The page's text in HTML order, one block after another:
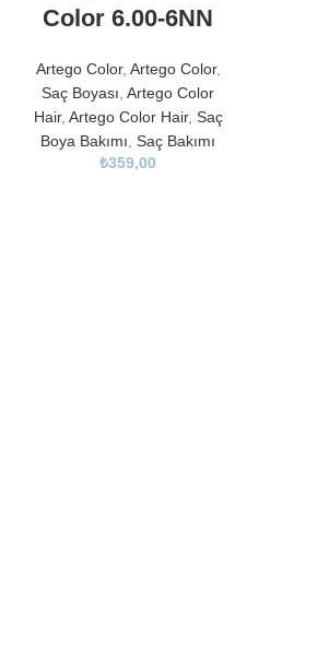
Color 6.00-6NN
Artego Color, Artego Color,
Saç Boyası Artego Color
Hair, Artego Color Hair, Saç
Boya Bakımı Saç Bakımı
₺359,00